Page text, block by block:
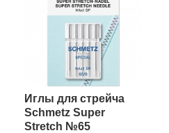
Иглы для стрейча
Schmetz Super
Stretch №65